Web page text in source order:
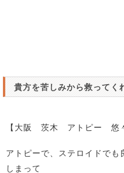
貴方を苦しみから救ってく
【大阪 茨木 アトピー 悠
アトピーで、ステロイドでも
しまって